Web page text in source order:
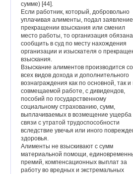
сумме) [44].
Если работник, который, добровольно
уплачивая алименты, подал
прекращении взыскания или сменил
место работы, то организация обязана
сообщить в суд по месту нахождения
организации и изыскателя о
взыскания.
Взыскание алиментов производится со
всех видов дохода и дополнительного
вознаграждения как по основной, так и
совмещаемой работе, с дивидендов,
пособий по государственному
социальному страхованию, сумм,
выплачиваемых в возмещение ущерба
связи с утратой трудоспособности
вследствие увечья или иного
здоровья.
Алименты не взыскивают с сумм
материальной помощи,
премий, компенсационных выплат за
работу во вредных и экстремальных